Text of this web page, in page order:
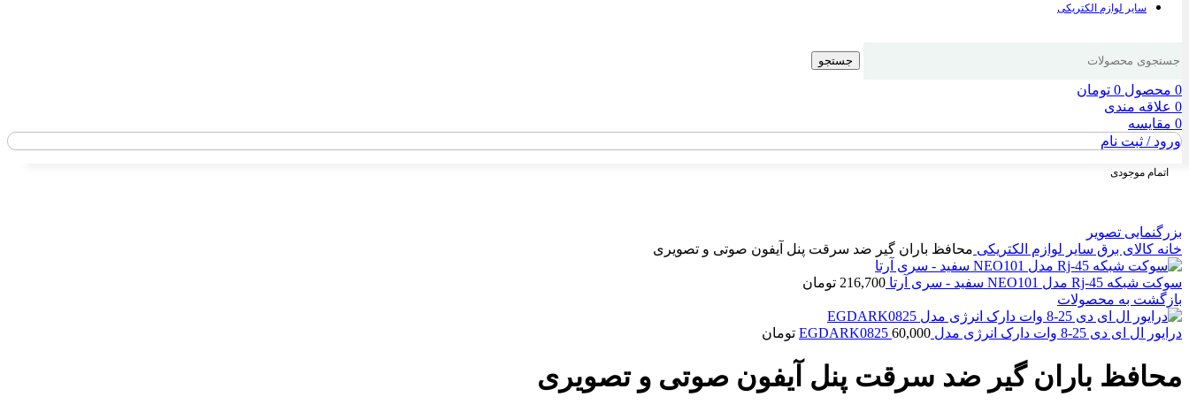
سایر لوازم الکتریکی
جستجو
0 محصول 0 تومان
0 علاقه مندی
0 مقایسه
ورود / ثبت نام
اتمام موجودی
بزرگنمایی تصویر
خانه کالای برق سایر لوازم الکتریکی محافظ باران گیر ضد سرقت پنل آیفون صوتی و تصویری
سوکت شبکه Rj-45 مدل NEO101 سفید - سری آرتا 216,700 تومان
بازگشت به محصولات
درایور ال ای دی 25-8 وات دارک انرژی مدل EGDARK0825 60,000 تومان
محافظ باران گیر ضد سرقت پنل آیفون صوتی و تصویری